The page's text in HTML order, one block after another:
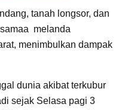
tanah longsor, dan
melanda
menimbulkan dampak
dunia akibat terkubur
sejak Selasa pagi 3